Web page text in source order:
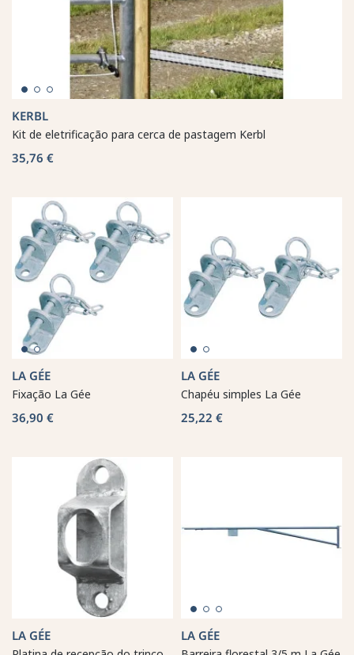
KERBL
Kit de eletrificação para cerca de pastagem Kerbl
35,76 €
LA GÉE
Fixação La Gée
36,90 €
LA GÉE
Chapéu simples La Gée
25,22 €
LA GÉE LA GÉE